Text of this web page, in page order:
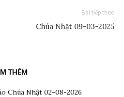
Bài tiếp theo
Chúa Nhật 09-03-2025
THÊM
Chúa Nhật 02-08-2026